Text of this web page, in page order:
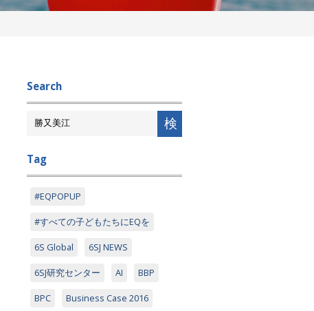
Search
Tag
#EQPOPUP
#すべての子どもたちにEQを
6S Global 6SJ NEWS
6SJ研究センター AI BBP
BPC Business Case 2016